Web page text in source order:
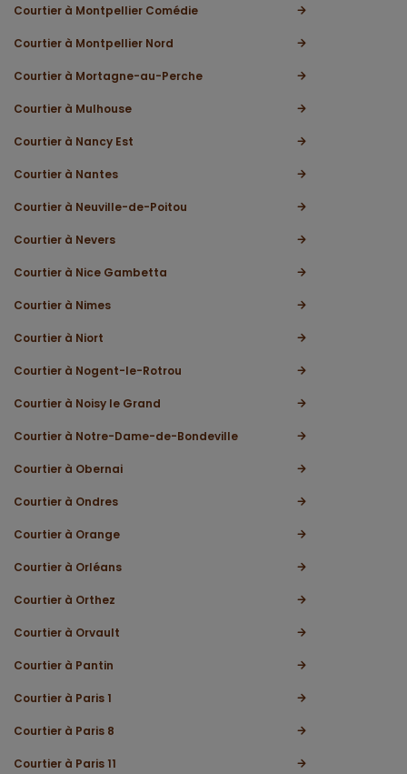
Courtier à Montpellier Comédie
Courtier à Montpellier Nord
Courtier à Mortagne-au-Perche
Courtier à Mulhouse
Courtier à Nancy Est
Courtier à Nantes
Courtier à Neuville-de-Poitou
Courtier à Nevers
Courtier à Nice Gambetta
Courtier à Nimes
Courtier à Niort
Courtier à Nogent-le-Rotrou
Courtier à Noisy le Grand
Courtier à Notre-Dame-de-Bondeville
Courtier à Obernai
Courtier à Ondres
Courtier à Orange
Courtier à Orléans
Courtier à Orthez
Courtier à Orvault
Courtier à Pantin
Courtier à Paris 1
Courtier à Paris 8
Courtier à Paris 11